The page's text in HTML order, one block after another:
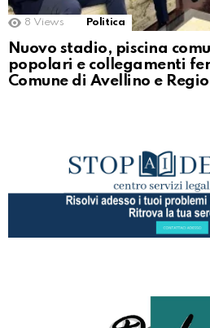
8 Views Politica
Nuovo stadio, piscina
popolari e collegamenti
Comune di Avellino e